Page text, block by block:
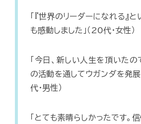
「『世界のリーダーになれる』
も感動しました」（20代・女性）
「今日、新しい人生を頂いた
の活動を通してウガンダを発展
代・男性）
「とても素晴らしかったです。